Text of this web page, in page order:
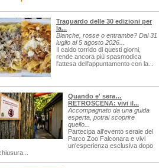
Traguardo delle 30 edizioni per
la...
Bianche, rosse o entrambe? Dal 31
luglio al 5 agosto 2026...
Il caldo torrido di questi giorni,
rende ancora più spasmodica
l'attesa dell'appuntamento con la...
Quando e' sera…
RETROSCENA: vivi il...
Accompagnato da una guida
esperta, potrai scoprire
quello...
Partecipa all'evento serale del
Parco Zoo Falconara e vivi
un'esperienza esclusiva dopo